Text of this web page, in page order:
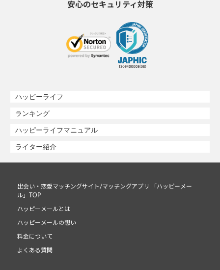
安心のセキュリティ対策
ハッピーライフ
ランキング
ハッピーライフマニュアル
ライター紹介
出会い・恋愛マッチングサイト/マッチングアプリ 「ハッピーメー
ル」TOP
ハッピーメールとは
ハッピーメールの想い
料金について
よくある質問